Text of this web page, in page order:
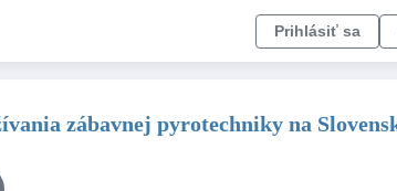
Prihlásiť sa
zábavnej pyrotechniky na